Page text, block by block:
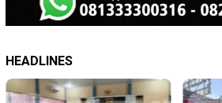
HEADLINES